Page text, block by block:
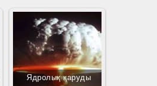
Ядролық қаруды